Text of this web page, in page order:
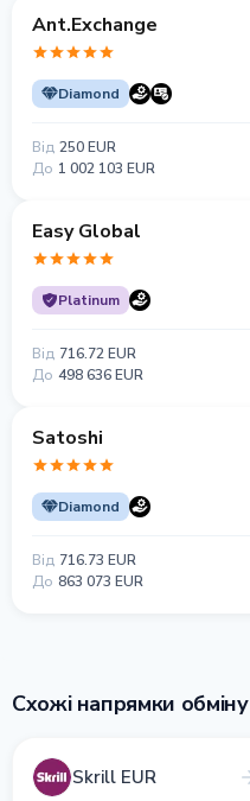
Ant.Exchange
Diamond
Від 250 EUR
До 1 002 103 EUR
Easy Global
Platinum
Від 716.72 EUR
До 498 636 EUR
Satoshi
Diamond
Від 716.73 EUR
До 863 073 EUR
Схожі напрямки обміну
Skrill EUR